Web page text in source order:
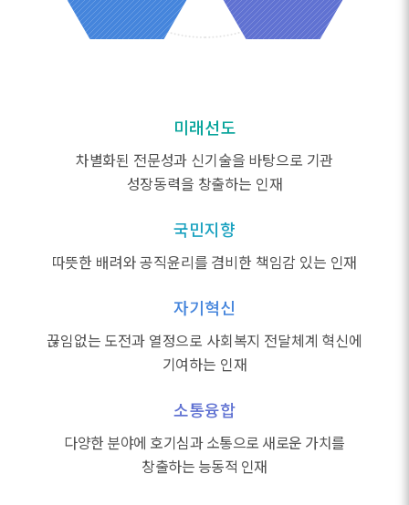
미래선도
차별화된 전문성과 신기술을 바탕으로 기관
성장동력을 창출하는 인재
국민지향
따뜻한 배려와 공직윤리를 겸비한 책임감 있는 인재
자기혁신
끊임없는 도전과 열정으로 사회복지 전달체계 혁신에
기여하는 인재
소통융합
다양한 분야에 호기심과 소통으로 새로운 가치를
창출하는 능동적 인재